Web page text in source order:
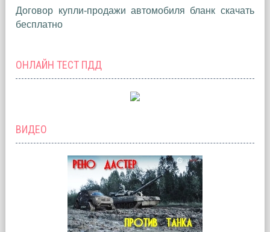
Договор купли-продажи автомобиля бланк скачать
бесплатно
ОНЛАЙН ТЕСТ ПДД
ВИДЕО